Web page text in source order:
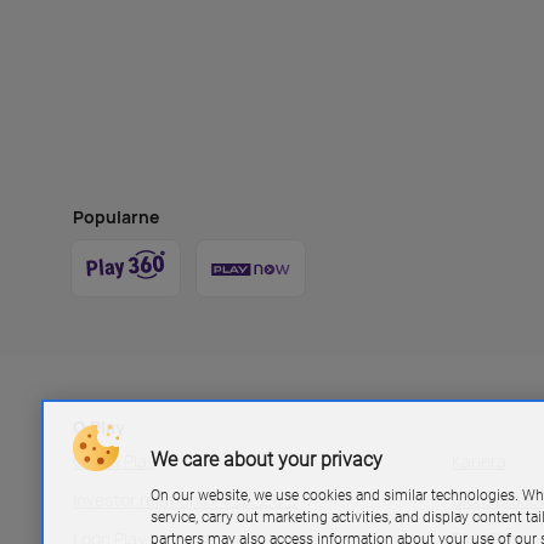
Popularne
O Play
Grupa Play
Investor relations P4 sp. z.o.o
Biuro
Blog Play
We care about your privacy
On our website, we use cookies and similar technologies.
service, carry out marketing activities, and display content
partners may also access information about your use of